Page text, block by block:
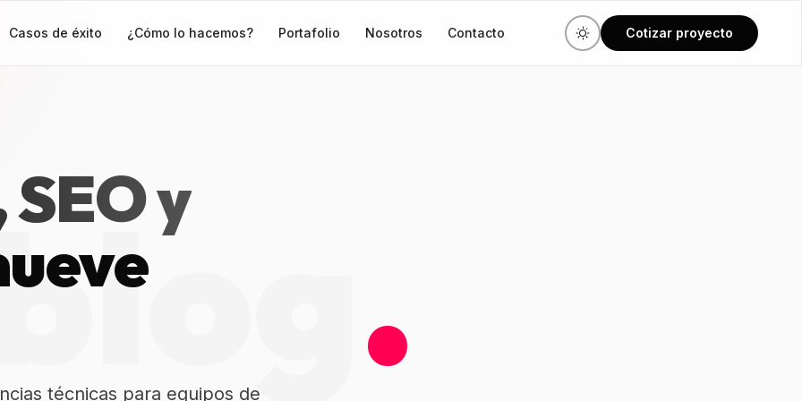
Infraestructura
Ver todos los servicios
Casos de éxito ¿Cómo lo hacemos? Portafolio Nosotros Contacto Cotizar proyecto
y
técnicas para equipos de
.